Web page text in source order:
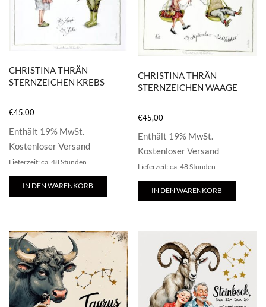
CHRISTINA THRÄN
STERNZEICHEN KREBS
€45,00
Enthält 19% MwSt.
Kostenloser Versand
Lieferzeit: ca. 48 Stunden
IN DEN WARENKORB
CHRISTINA THRÄN
STERNZEICHEN WAAGE
€45,00
Enthält 19% MwSt.
Kostenloser Versand
Lieferzeit: ca. 48 Stunden
IN DEN WARENKORB